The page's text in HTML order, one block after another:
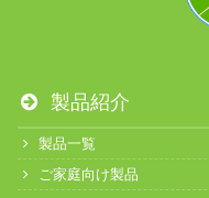
製品紹介
製品一覧
ご家庭向け製品